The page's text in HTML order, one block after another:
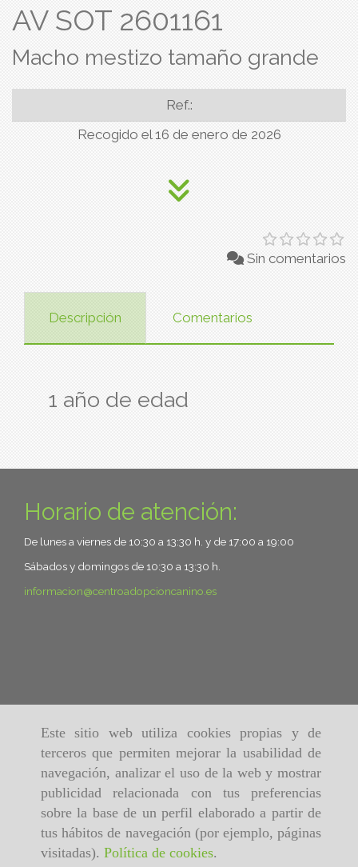
Este sitio web utiliza cookies propias y de
terceros que permiten mejorar la usabilidad de
navegación, analizar el uso de la web y mostrar
publicidad relacionada con tus preferencias
sobre la base de un perfil elaborado a partir de
tus hábitos de navegación (por ejemplo, páginas
visitadas). Política de cookies.
AV SOT 2601161
Macho mestizo tamaño grande
Ref.:
Recogido el 16 de enero de 2026
Sin comentarios
Descripción Comentarios
1 año de edad
Horario de atención:
De lunes a viernes de 10:30 a 13:30 h. y de 17:00 a 19:00
Sábados y domingos de 10:30 a 13:30 h.
informacion
centroadopcioncanino.es